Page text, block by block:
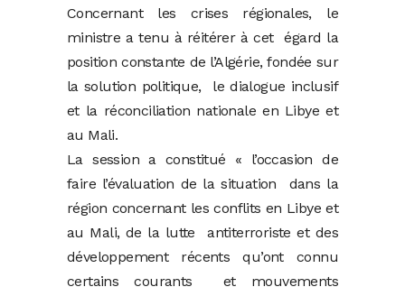
Concernant les crises régionales, le
ministre a tenu à réitérer à cet égard la
position constante de l’Algérie, fondée sur
la solution politique, le dialogue inclusif
et la réconciliation nationale en Libye et
au Mali.
La session a constitué « l’occasion de
faire l’évaluation de la situation dans la
région concernant les conflits en Libye et
au Mali, de la lutte antiterroriste et des
développement récents qu’ont connu
certains courants et mouvements